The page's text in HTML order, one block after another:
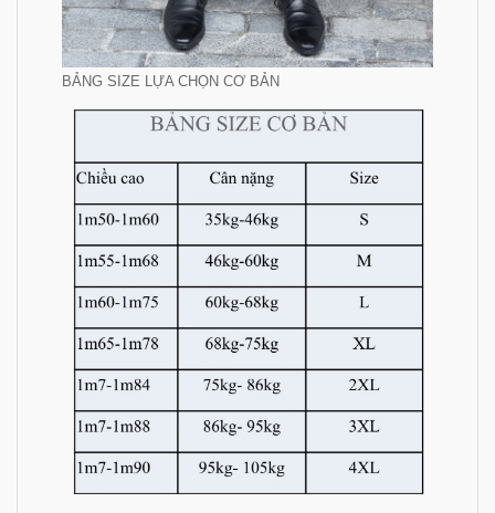
BẢNG SIZE LỰA CHỌN CƠ BẢN